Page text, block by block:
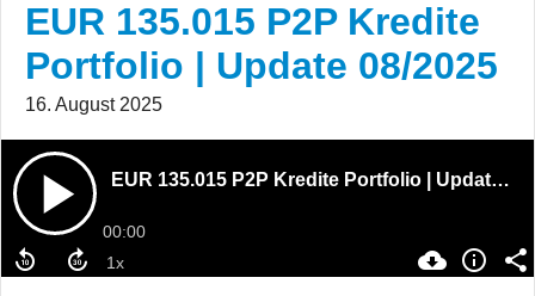
EUR 135.015 P2P Kredite
Portfolio | Update 08/2025
16. August 2025
EUR 135.015 P2P Kredite Portfolio | Update 08/2025
00:00